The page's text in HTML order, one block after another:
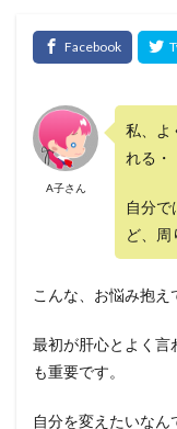
A子さん
私、よ
れる・
自分で
ど、周
こんな、お悩み抱え
最初が肝心とよく言
も重要です。
自分を変えたいな